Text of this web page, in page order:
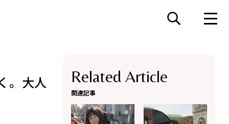
。大人 Related Article
関連記事